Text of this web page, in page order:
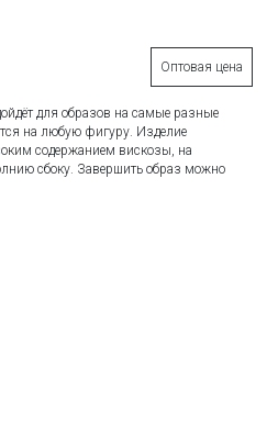
Оптовая цена
для образов на самые разные
на любую фигуру. Изделие
содержанием вискозы, на
сбоку. Завершить образ можно